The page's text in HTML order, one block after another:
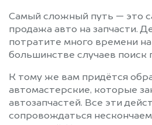
Самый сложный путь — это
продажа авто на запчасти.
потратите много времени
большинстве случаев поиск
К тому же вам придётся
автомастерские, которые
автозапчастей. Все эти
сопровождаться